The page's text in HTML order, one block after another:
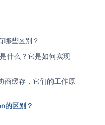
哪些区别？
什么？它是如何实现
商缓存，它们的工作原
的区别？